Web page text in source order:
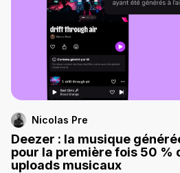
Nicolas Pre
Deezer : la musique
pour la première fois 50 %
uploads musicaux